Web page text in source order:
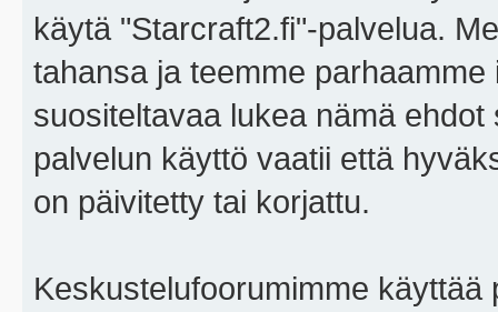
käytä "Starcraft2.fi"-palvelua.
tahansa ja teemme
suositeltavaa lukea nämä
palvelun käyttö vaatii että
on päivitetty tai korjattu.
Keskustelufoorumimme